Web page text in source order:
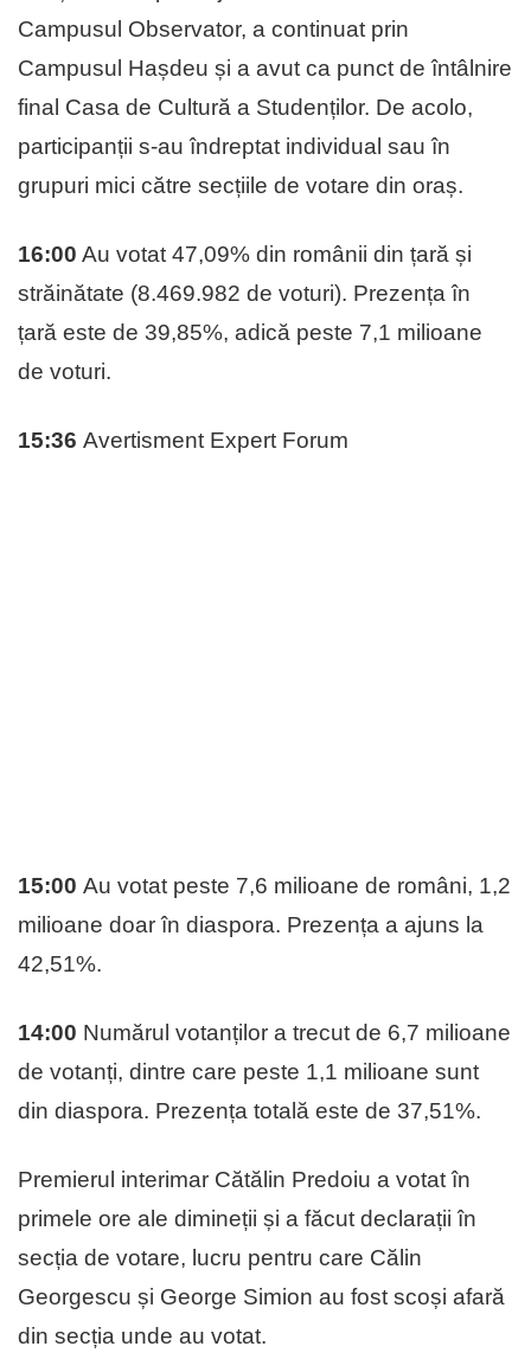
Campusul Observator, a continuat prin
Campusul Hașdeu și a avut ca punct de întâlnire
final Casa de Cultură a Studenților. De acolo,
participanții s-au îndreptat individual sau în
grupuri mici către secțiile de votare din oraș.
16:00 Au votat 47,09% din românii din țară și
străinătate (8.469.982 de voturi). Prezența în
țară este de 39,85%, adică peste 7,1 milioane
de voturi.
15:36 Avertisment Expert Forum
15:00 Au votat peste 7,6 milioane de români, 1,2
milioane doar în diaspora. Prezența a ajuns la
42,51%.
14:00 Numărul votanților a trecut de 6,7 milioane
de votanți, dintre care peste 1,1 milioane sunt
din diaspora. Prezența totală este de 37,51%.
Premierul interimar Cătălin Predoiu a votat în
primele ore ale dimineții și a făcut declarații în
secția de votare, lucru pentru care Călin
Georgescu și George Simion au fost scoși afară
din secția unde au votat.